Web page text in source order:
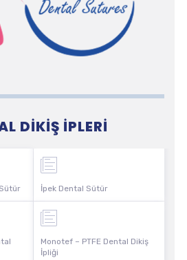
DIKIŞ İPLERI
İpek Dental Sütür
Monotef – PTFE Dental Dikiş
İpliği